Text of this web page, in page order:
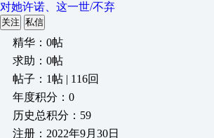
对她许诺、这一世/不弃
关注 私信
精华：0帖
求助：0帖
帖子：1帖 | 116回
年度积分：0
历史总积分：59
注册：2022年9月30日